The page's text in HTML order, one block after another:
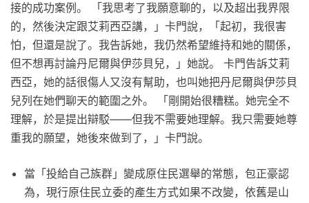
接的成功案例。 「我思考了我願意聊的，以及超出我界限
的，然後決定跟艾莉西亞講，」卡門說，「起初，我很害
怕，但還是說了。我告訴她，我仍然希望維持和她的關係，
但不想再討論丹尼爾與伊莎貝兒，」她說。 卡門告訴艾莉
西亞，她的話很傷人又沒有幫助，也叫她把丹尼爾與伊莎貝
兒列在她們聊天的範圍之外。 「剛開始很糟糕。她完全不
理解，於是提出辯駁——但我不需要她理解。我只需要她尊
重我的願望，她後來做到了，」卡門說。
當「投給自己族群」變成原住民選舉的常態，包正豪認
為，現行原住民立委的產生方式如果不改變，依舊是山